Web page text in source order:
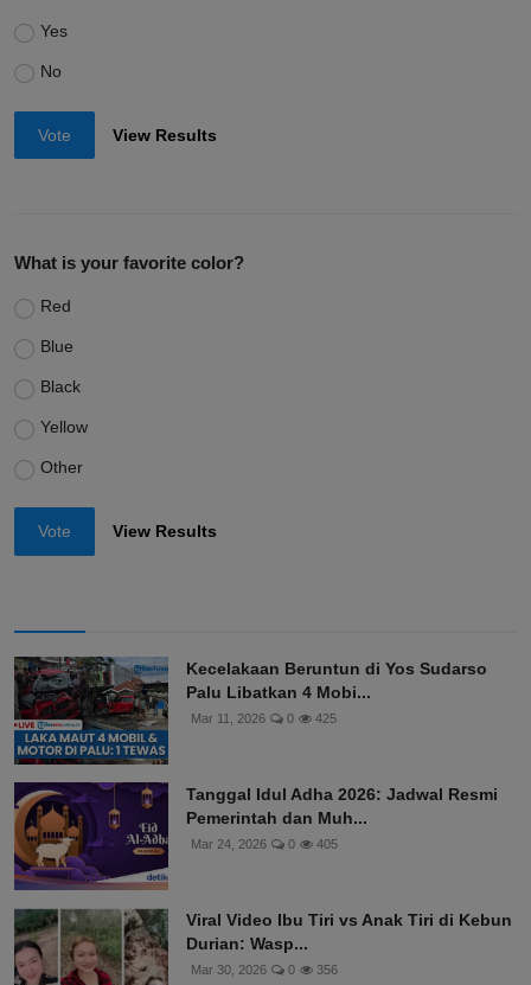
Yes
No
Vote View Results
What is your favorite color?
Red
Blue
Black
Yellow
Other
Vote View Results
Kecelakaan Beruntun di Yos Sudarso
Palu Libatkan 4 Mobi...
Mar 11, 2026 0 425
Tanggal Idul Adha 2026: Jadwal Resmi
Pemerintah dan Muh...
Mar 24, 2026 0 405
Viral Video Ibu Tiri vs Anak Tiri di Kebun
Durian: Wasp...
Mar 30, 2026 0 356